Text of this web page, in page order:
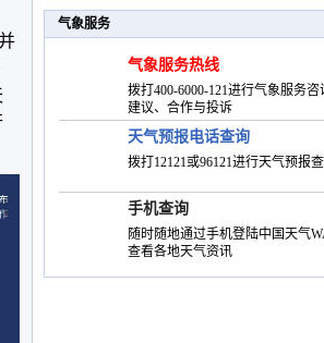
季
气象服务
气象服务热线
拨打400-6000-121进行气象服务咨
建议、合作与投诉
天气预报电话查询
拨打12121或96121进行天气预报
手机查询
随时随地通过手机登陆中国天气
查看各地天气资讯